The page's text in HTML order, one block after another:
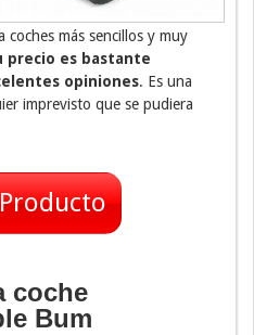
coches más sencillos y muy
precio es bastante
opiniones. Es una
imprevisto que se pudiera
coche
Bum